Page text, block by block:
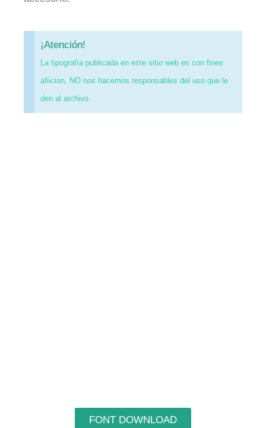
¡Atención!
La tipografía publicada en este sitio web es con fines
afiicion, NO nos hacemos responsables del uso que le
den al archivo
FONT DOWNLOAD